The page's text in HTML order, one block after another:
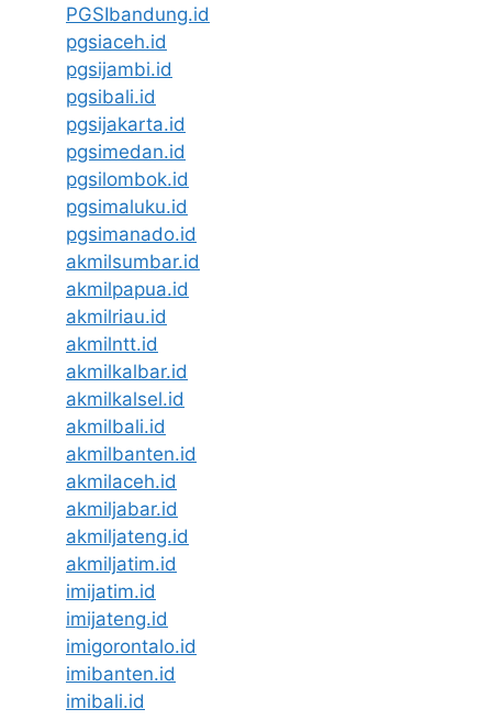
PGSIbandung.id
pgsiaceh.id
pgsijambi.id
pgsibali.id
pgsijakarta.id
pgsimedan.id
pgsilombok.id
pgsimaluku.id
pgsimanado.id
akmilsumbar.id
akmilpapua.id
akmilriau.id
akmilntt.id
akmilkalbar.id
akmilkalsel.id
akmilbali.id
akmilbanten.id
akmilaceh.id
akmiljabar.id
akmiljateng.id
akmiljatim.id
imijatim.id
imijateng.id
imigorontalo.id
imibanten.id
imibali.id